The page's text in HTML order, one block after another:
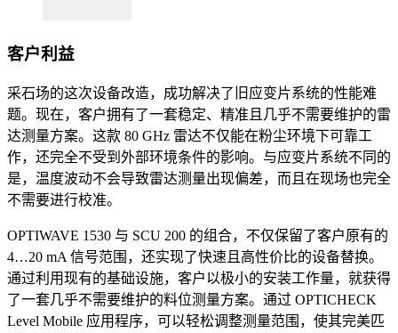
客户利益
采石场的这次设备改造，成功解决了旧应变片系统的性能难
题。现在，客户拥有了一套稳定、精准且几乎不需要维护的雷
达测量方案。这款 80 GHz 雷达不仅能在粉尘环境下可靠工
作，还完全不受到外部环境条件的影响。与应变片系统不同的
是，温度波动不会导致雷达测量出现偏差，而且在现场也完全
不需要进行校准。
OPTIWAVE 1530 与 SCU 200 的组合，不仅保留了客户原有的
4…20 mA 信号范围，还实现了快速且高性价比的设备替换。
通过利用现有的基础设施，客户以极小的安装工作量，就获得
了一套几乎不需要维护的料位测量方案。通过 OPTICHECK
Level Mobile 应用程序，可以轻松调整测量范围，使其完美匹